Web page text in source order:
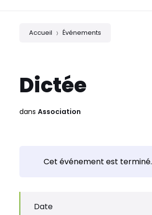
Accueil Événements
Dictée
dans Association
Cet événement est terminé.
Date